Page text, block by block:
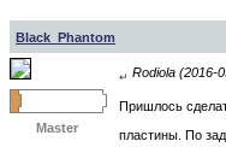
Black_Phantom
Master
↵ Rodiola (2016-
Пришлось
пластины. По